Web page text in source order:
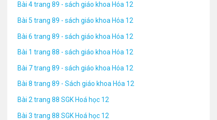
Bài 4 trang 89 - sách giáo khoa Hóa 12
Bài 5 trang 89 - sách giáo khoa Hóa 12
Bài 6 trang 89 - sách giáo khoa Hóa 12
Bài 1 trang 88 - sách giáo khoa Hóa 12
Bài 7 trang 89 - sách giáo khoa Hóa 12
Bài 8 trang 89 - Sách giáo khoa Hóa 12
Bài 2 trang 88 SGK Hoá học 12
Bài 3 trang 88 SGK Hoá học 12